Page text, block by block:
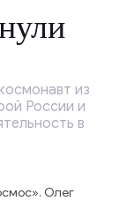
из
России и
в
Олег